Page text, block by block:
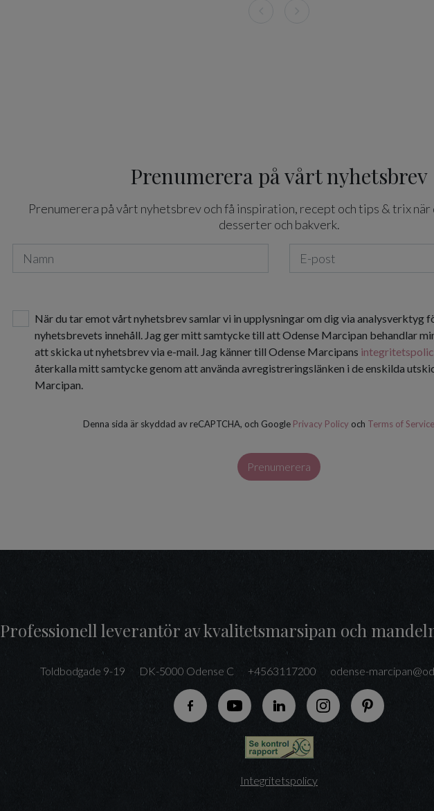
Prenumerera på vårt nyhetsbrev
Prenumerera på vårt nyhetsbrev och få inspiration, recept och tips & trix
desserter och bakverk.
När du tar emot vårt nyhetsbrev samlar vi in upplysningar om dig via analysverktyg
nyhetsbrevets innehåll. Jag ger mitt samtycke till att Odense Marcipan behandlar
att skicka ut nyhetsbrev via e-mail. Jag känner till Odense Marcipans
återkalla mitt samtycke genom att använda avregistreringslänken i de enskilda
Marcipan.
Denna sida är skyddad av reCAPTCHA, och Google Privacy Policy och Terms of Service
Prenumerera
Professionell leverantör av kvalitetsmarsipan och
Toldbodgade 9-19 DK-5000 Odense C +4563117200 odense-
Följ oss på Facebook
Följ oss på YouTube
Följ oss på LinkedIn
Följ oss på Instagram
Följ oss på
Integritetspolicy